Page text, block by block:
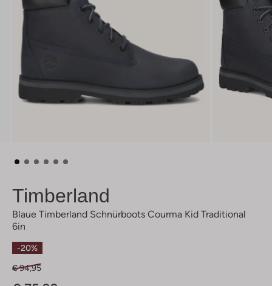
Timberland
Blaue Timberland Schnürboots Courma Kid Traditional
6in
-20%
€ 94,95